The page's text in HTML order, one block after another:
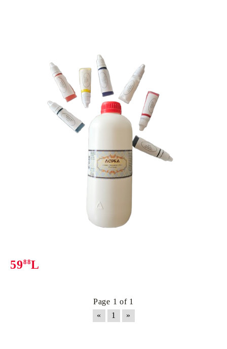
5988L
Page 1 of 1
«
1 »